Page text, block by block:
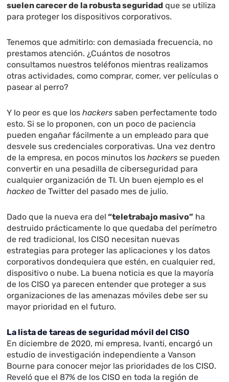
suelen carecer de la robusta seguridad que se utiliza
para proteger los dispositivos corporativos.
Tenemos que admitirlo: con demasiada frecuencia, no
prestamos atención. ¿Cuántos de nosotros
consultamos nuestros teléfonos mientras realizamos
otras actividades, como comprar, comer, ver películas o
pasear al perro?
Y lo peor es que loshackerssaben perfectamente todo
esto. Si se lo proponen, con un poco de paciencia
pueden engañar fácilmente a un empleado para que
desvele sus credenciales corporativas. Una vez dentro
de la empresa, en pocos minutos los hackers se pueden
convertir en una pesadilla de ciberseguridad para
cualquier organización de TI. Un buen ejemplo es el
hackeode Twitter del pasado mes de julio.
Dado que la nueva era del “teletrabajo masivo” ha
destruido prácticamente lo que quedaba del perímetro
de red tradicional, los CISO necesitan nuevas
estrategias para proteger las aplicaciones y los datos
corporativos dondequiera que estén, en cualquier red,
dispositivo o nube. La buena noticia es que la mayoría
de los CISO ya parecen entender que proteger a sus
organizaciones de las amenazas móviles debe ser su
mayor prioridad en el futuro.
La lista de tareas de seguridad móvil del CISO
En diciembre de 2020, mi empresa, Ivanti, encargó un
estudio de investigación independiente a Vanson
Bourne para conocer mejor las prioridades de los CISO.
Reveló que el 87% de los CISO en toda la región de